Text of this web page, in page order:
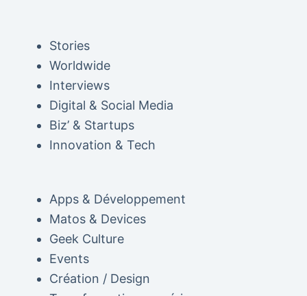
Stories
Worldwide
Interviews
Digital & Social Media
Biz’ & Startups
Innovation & Tech
Apps & Développement
Matos & Devices
Geek Culture
Events
Création / Design